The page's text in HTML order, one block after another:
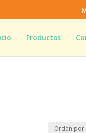
Productos